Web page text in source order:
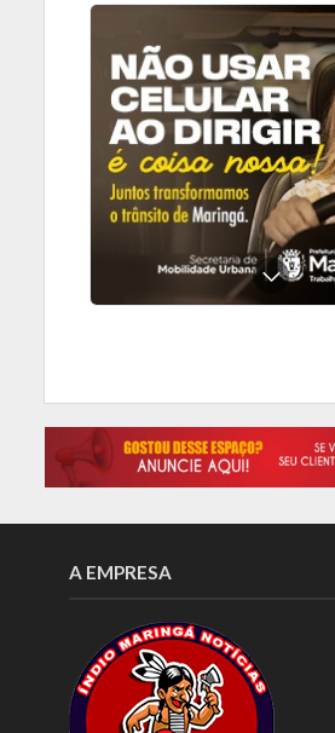
A EMPRESA